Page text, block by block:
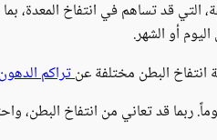
التي قد تساهم في انتفاخ المعدة،
أو الشهر.
البطن مختلفة عنتراكم
ربما قد تعاني من انتفاخ